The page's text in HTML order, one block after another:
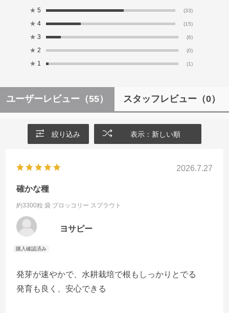
★ 5 (33)
★ 4 (15)
★ 3 (6)
★ 2 (0)
★ 1 (1)
ユーザーレビュー （55） スタッフレビュー （0）
絞り込み 表示：新しい順
2026.7.27
確かな種
約3300粒 袋 ブロッコリー スプラウト
ヨサピー
発芽が速やかで、水耕栽培で根もしっかりとでる
発育も良く、安心できる